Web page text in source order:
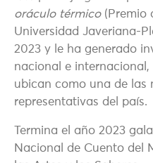
oráculo térmico(Premio
Universidad Javeriana-
2023 y le ha generado
nacional e
ubican como una de las
representativas del país.
Termina el año 2023
Nacional de Cuento del